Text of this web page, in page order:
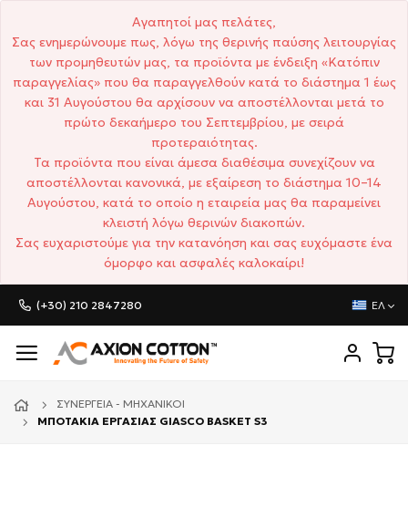
Αγαπητοί μας πελάτες,
Σας ενημερώνουμε πως, λόγω της θερινής παύσης λειτουργίας
των προμηθευτών μας, τα προϊόντα με ένδειξη «Κατόπιν
παραγγελίας» που θα παραγγελθούν κατά το διάστημα 1 έως
και 31 Αυγούστου θα αρχίσουν να αποστέλλονται μετά το
πρώτο δεκαήμερο του Σεπτεμβρίου, με σειρά
προτεραιότητας.
Τα προϊόντα που είναι άμεσα διαθέσιμα συνεχίζουν να
αποστέλλονται κανονικά, με εξαίρεση το διάστημα 10–14
Αυγούστου, κατά το οποίο η εταιρεία μας θα παραμείνει
κλειστή λόγω θερινών διακοπών.
Σας ευχαριστούμε για την κατανόηση και σας ευχόμαστε ένα
όμορφο και ασφαλές καλοκαίρι!
(+30) 210 2847280 ΕΛ
ΣΥΝΕΡΓΕΊΑ - ΜΗΧΑΝΙΚΟΊ
ΜΠΟΤΑΚΙΑ ΕΡΓΑΣΙΑΣ GIASCO BASKET S3